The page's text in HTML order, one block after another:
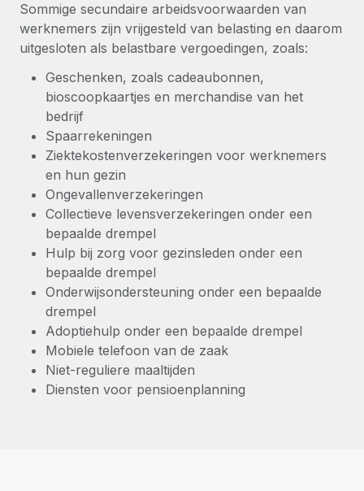
Sommige secundaire arbeidsvoorwaarden van
werknemers zijn vrijgesteld van belasting en daarom
uitgesloten als belastbare vergoedingen, zoals:
Geschenken, zoals cadeaubonnen,
bioscoopkaartjes en merchandise van het
bedrijf
Spaarrekeningen
Ziektekostenverzekeringen voor werknemers
en hun gezin
Ongevallenverzekeringen
Collectieve levensverzekeringen onder een
bepaalde drempel
Hulp bij zorg voor gezinsleden onder een
bepaalde drempel
Onderwijsondersteuning onder een bepaalde
drempel
Adoptiehulp onder een bepaalde drempel
Mobiele telefoon van de zaak
Niet-reguliere maaltijden
Diensten voor pensioenplanning